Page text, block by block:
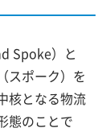
Spoke）と
スポーク）を
核となる物流
態のことで